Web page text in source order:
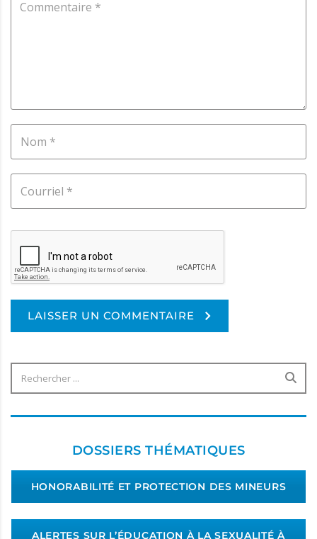
LAISSER UN COMMENTAIRE
DOSSIERS THÉMATIQUES
HONORABILITÉ ET PROTECTION DES MINEURS
ALERTES SUR L’ÉDUCATION À LA SEXUALITÉ À